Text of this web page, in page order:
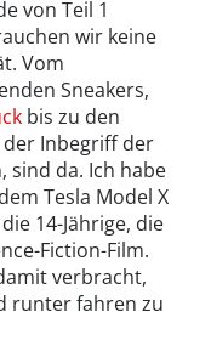
von Teil 1
wir keine
Vom
Sneakers,
bis zu den
Inbegriff der
sind da. Ich habe
Tesla Model X
14-Jährige, die
Fiction-Film.
verbracht,
runter fahren zu